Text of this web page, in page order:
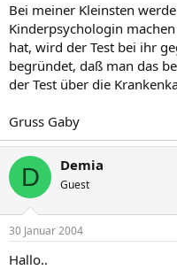
Bei meiner Kleinsten
Kinderpsychologin
hat, wird der Test bei ihr
begründet, daß man das
der Test über die
Gruss Gaby
D Demia
Guest
30 Januar 2004
Hallo..